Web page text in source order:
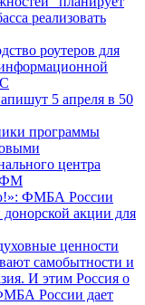
реализовать
роутеров для
5 апреля в 50
программы
центра
ФМ
ФМБА России
донорской акции для
ценности
самобытности и
И этим Россия о
России дает